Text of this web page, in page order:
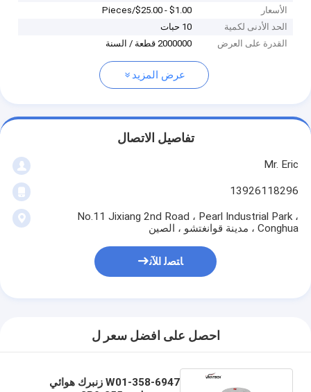
الأسعار
$1.00 - $25.00/Pieces
الحد الأدنى لكمية
10 حبات
القدرة على العرض
2000000 قطعة / السنة
عرض المزيد
تفاصيل الاتصال
Mr. Eric
13926118296
No.11 Jixiang 2nd Road ، Pearl Industrial Park ،
Conghua ، مدينة قوانغتشو ، الصين
ﺎﺘﺼﻟ ﺍﻶﻧ
احصل على افضل سعر ل
W01-358-6947 زنبرك هوائي